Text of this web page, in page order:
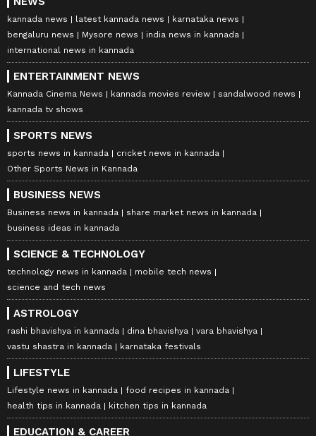
kannada news latest kannada news
karnataka news
bengaluru news
Mysore news
india news in kannada
international news in kannada
ENTERTAINMENT NEWS
Kannada Cinema News kannada movies review
sandalwood news
kannada tv shows
SPORTS NEWS
sports news in kannada
cricket news in kannada
Other Sports News in Kannada
BUSINESS NEWS
Business news in kannada
share market news in kannada
business ideas in kannada
SCIENCE & TECHNOLOGY
technology news in kannada
mobile tech news
science and tech news
ASTROLOGY
rashi bhavishya in kannada dina bhavishya
vara bhavishya
vastu shastra in kannada
karnataka festivals
LIFESTYLE
Lifestyle news in kannada
food recipes in kannada
health tips in kannada
kitchen tips in kannada
EDUCATION & CAREER